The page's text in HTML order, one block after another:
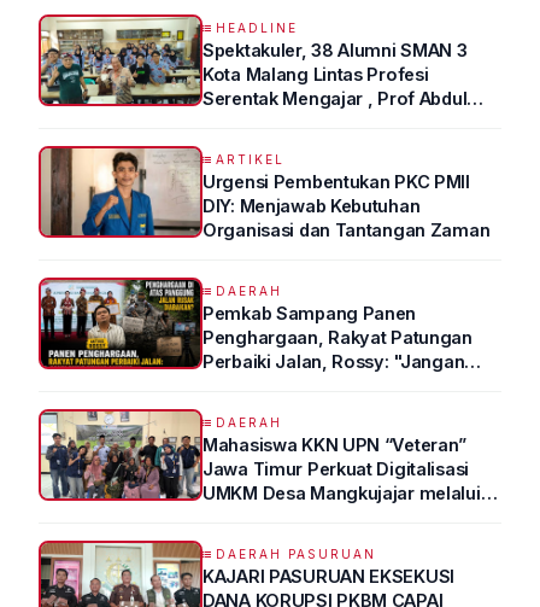
HEADLINE
Spektakuler, 38 Alumni SMAN 3
Kota Malang Lintas Profesi
Serentak Mengajar , Prof Abdul
ARTIKEL
Urgensi Pembentukan PKC PMII
DIY: Menjawab Kebutuhan
Organisasi dan Tantangan Zaman
DAERAH
Pemkab Sampang Panen
Penghargaan, Rakyat Patungan
Perbaiki Jalan, Rossy: "Jangan
DAERAH
Mahasiswa KKN UPN “Veteran”
Jawa Timur Perkuat Digitalisasi
UMKM Desa Mangkujajar melalui
DAERAH PASURUAN
KAJARI PASURUAN EKSEKUSI
DANA KORUPSI PKBM CAPAI